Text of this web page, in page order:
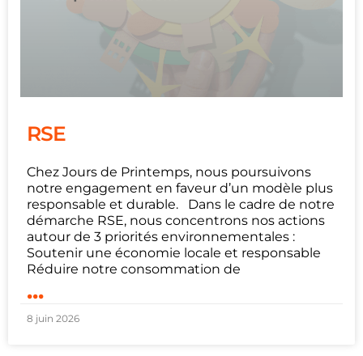
RSE
Chez Jours de Printemps, nous poursuivons
notre engagement en faveur d’un modèle plus
responsable et durable. Dans le cadre de notre
démarche RSE, nous concentrons nos actions
autour de 3 priorités environnementales :
Soutenir une économie locale et responsable
Réduire notre consommation de
...
8 juin 2026